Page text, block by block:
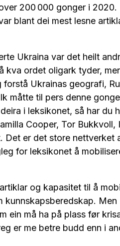
200 000 gonger i
blant dei mest lesne
Ukraina var det heilt
kva ordet oligark tyder,
Ukrainas geografi,
måtte til pers denne
i leksikonet, så har du
Cooper, Tor
Det er det store
for leksikonet å
og kapasitet til å
kunnskapsberedskap.
ein må ha på plass før
er me betre budd enn i